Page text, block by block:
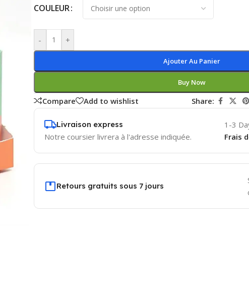
COULEUR
- +
Ajouter Au Panier
Buy Now
Compare Add to wishlist Share:
Livraison express
Notre coursier livrera à l'adresse indiquée.
1-3
Frais
Retours gratuits sous 7 jours